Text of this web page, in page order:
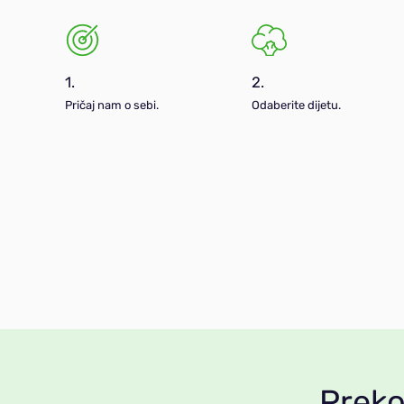
1.
Pričaj nam o sebi.
2.
Odaberite dijetu.